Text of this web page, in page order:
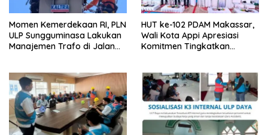
Momen Kemerdekaan RI, PLN
ULP Sungguminasa Lakukan
Manajemen Trafo di Jalan
HUT ke-102 PDAM Makassar,
Wali Kota Appi Apresiasi
Komitmen Tingkatkan